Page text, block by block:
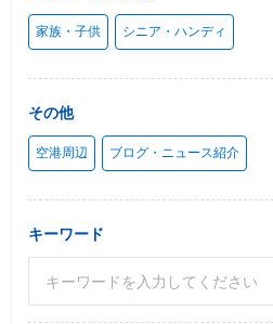
家族・子供 シニア・ハンディ
その他
空港周辺 ブログ・ニュース紹介
キーワード